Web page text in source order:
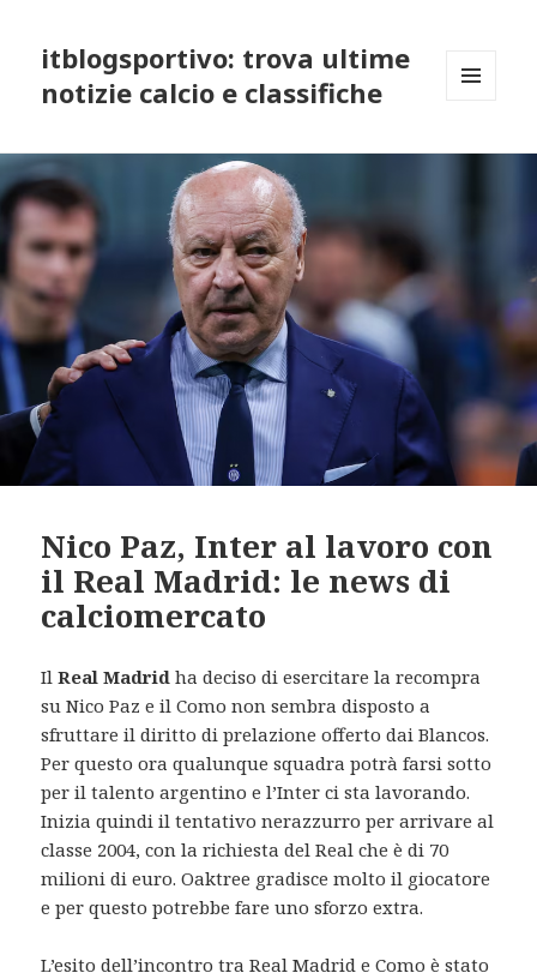
itblogsportivo: trova ultime
notizie calcio e classifiche
WIDGETS
Nico Paz, Inter al lavoro con
il Real Madrid: le news di
calciomercato
IlReal Madrid ha deciso di esercitare la recompra
su Nico Paz e il Como non sembra disposto a
sfruttare il diritto di prelazione offerto dai Blancos.
Per questo ora qualunque squadra potrà farsi sotto
per il talento argentino e l’Inter ci sta lavorando.
Inizia quindi il tentativo nerazzurro per arrivare al
classe 2004, con la richiesta del Real che è di 70
milioni di euro. Oaktree gradisce molto il giocatore
e per questo potrebbe fare uno sforzo extra.
L’esito dell’incontro tra Real Madrid e Como è stato